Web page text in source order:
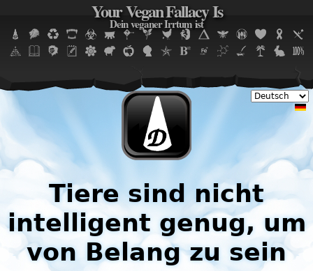
Jump to navigation
Your Vegan Fallacy Is
Dein veganer Irrtum ist
Tiere sind nicht
intelligent genug, um
von Belang zu sein